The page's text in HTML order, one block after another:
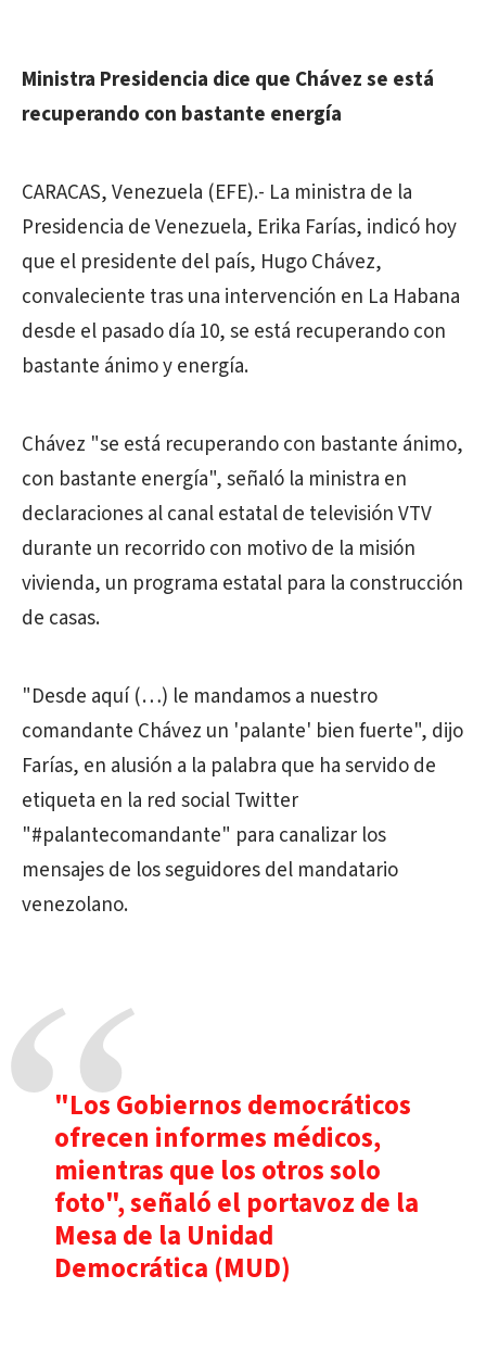
Ministra Presidencia dice que Chávez se está
recuperando con bastante energía
CARACAS, Venezuela (EFE).- La ministra de la
Presidencia de Venezuela, Erika Farías, indicó hoy
que el presidente del país, Hugo Chávez,
convaleciente tras una intervención en La Habana
desde el pasado día 10, se está recuperando con
bastante ánimo y energía.
Chávez "se está recuperando con bastante ánimo,
con bastante energía", señaló la ministra en
declaraciones al canal estatal de televisión VTV
durante un recorrido con motivo de la misión
vivienda, un programa estatal para la construcción
de casas.
"Desde aquí (…) le mandamos a nuestro
comandante Chávez un 'palante' bien fuerte", dijo
Farías, en alusión a la palabra que ha servido de
etiqueta en la red social Twitter
"#palantecomandante" para canalizar los
mensajes de los seguidores del mandatario
venezolano.
"Los Gobiernos democráticos
ofrecen informes médicos,
mientras que los otros solo
foto", señaló el portavoz de la
Mesa de la Unidad
Democrática (MUD)